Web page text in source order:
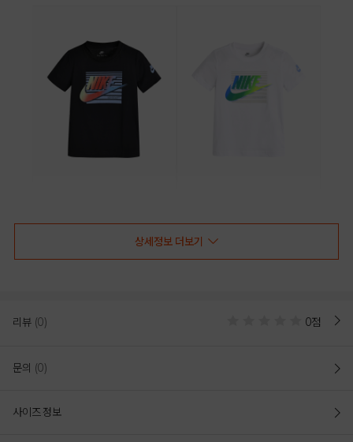
PRODUCT VIEW
상세정보 더보기
리뷰 (0) 0점
문의 (0)
사이즈 정보